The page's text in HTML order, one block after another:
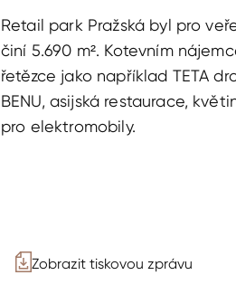
Retail park Pražská byl pro
činí 5.690 m². Kotevním
řetězce jako například TETA
BENU, asijská restaurace,
pro elektromobily.
Zobrazit tiskovou zprávu